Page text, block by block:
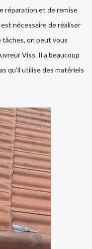
réparation et de remise
nécessaire de réaliser
on peut vous
Viss. Il a beaucoup
qu'il utilise des matériels